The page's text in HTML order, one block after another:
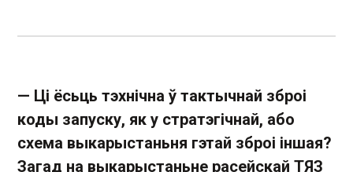
— Ці ёсьць тэхнічна ў тактычнай зброі
коды запуску, як у стратэгічнай, або
схема выкарыстаньня гэтай зброі іншая?
Загад на выкарыстаньне расейскай ТЯЗ